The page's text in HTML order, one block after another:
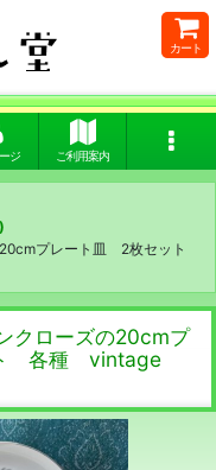
カート
ジ ご利用案内
プレート皿 2枚セット
クローズの20cmプ
各種 vintage